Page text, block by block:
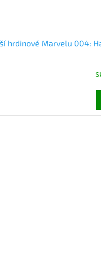
hrdinové Marvelu 004: